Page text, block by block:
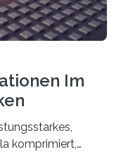
Im
komprimiert,